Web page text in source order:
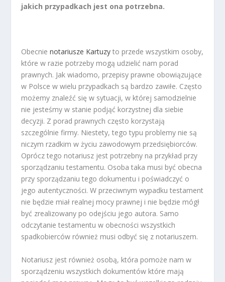
jakich przypadkach jest ona potrzebna.
Obecnienotariusze Kartuzy to przede wszystkim osoby,
które w razie potrzeby mogą udzielić nam porad
prawnych. Jak wiadomo, przepisy prawne obowiązujące
w Polsce w wielu przypadkach są bardzo zawiłe. Często
możemy znaleźć się w sytuacji, w której samodzielnie
nie jesteśmy w stanie podjąć korzystnej dla siebie
decyzji. Z porad prawnych często korzystają
szczególnie firmy. Niestety, tego typu problemy nie są
niczym rzadkim w życiu zawodowym przedsiębiorców.
Oprócz tego notariusz jest potrzebny na przykład przy
sporządzaniu testamentu. Osoba taka musi być obecna
przy sporządzaniu tego dokumentu i poświadczyć o
jego autentyczności. W przeciwnym wypadku testament
nie będzie miał realnej mocy prawnej i nie będzie mógł
być zrealizowany po odejściu jego autora. Samo
odczytanie testamentu w obecności wszystkich
spadkobierców również musi odbyć się z notariuszem.
Notariusz jest również osobą, która pomoże nam w
sporządzeniu wszystkich dokumentów które mają